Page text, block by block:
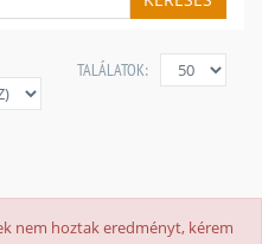
TALÁLATOK:
nem hoztak eredményt, kérem